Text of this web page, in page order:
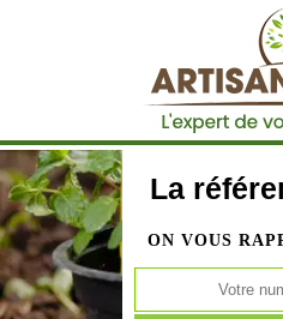
La
ON VOUS